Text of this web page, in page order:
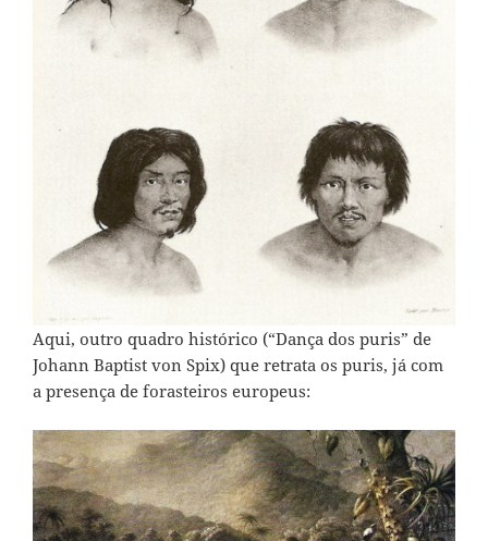
Aqui, outro quadro histórico (“Dança dos puris” de
Johann Baptist von Spix) que retrata os puris, já com
a presença de forasteiros europeus: